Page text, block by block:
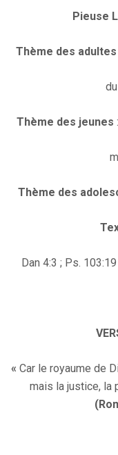
Pieuse
Thème des adultes
Thème des jeunes
Thème des
Dan 4:3 ; Ps.
« Car le royaume de
mais la justice, la